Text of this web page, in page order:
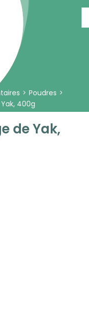
Poudres
400g
de Yak,